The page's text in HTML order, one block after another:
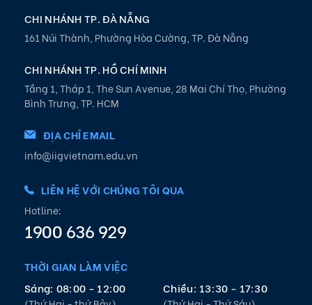
CHI NHÁNH TP. ĐÀ NẴNG
161 Núi Thành, Phường Hòa Cường, TP. Đà Nẵng
CHI NHÁNH TP. HỒ CHÍ MINH
Tầng 1, Tháp 1, The Sun Avenue, 28 Mai Chí Thọ, Phường
Bình Trưng, TP. HCM
ĐỊA CHỈ EMAIL
info@iigvietnam.edu.vn
LIÊN HỆ VỚI CHÚNG TÔI QUA
Hotline:
1900 636 929
THỜI GIAN LÀM VIỆC
Sáng: 08:00 - 12:00
Chiều: 13:30 - 17:30